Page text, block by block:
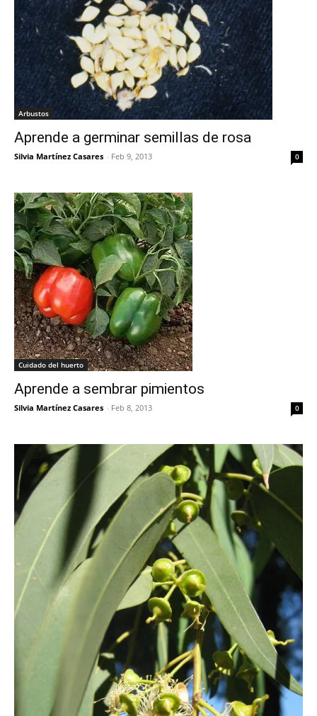
Arbustos
Aprende a germinar semillas de rosa
Silvia Martínez Casares - Feb 9, 2013 0
Cuidado del huerto
Aprende a sembrar pimientos
Silvia Martínez Casares - Feb 8, 2013 0